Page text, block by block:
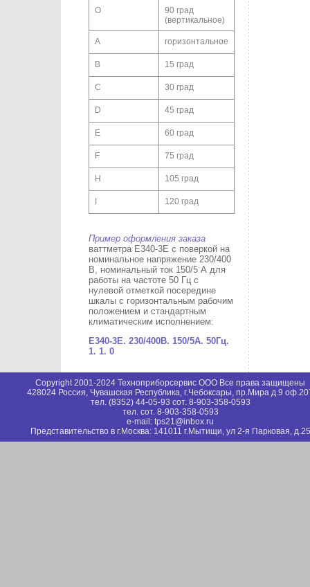
O
90 град
(вертикальное)
A горизонтальное
B 15 град
C 30 град
D 45 град
E 60 град
F 75 град
H 105 град
120 град
Пример оформления заказа
ваттметра E340-3E с поверкой на
номинальное напряжение 230/400
В, номинальный ток 150/5 А для
работы на частоте 50 Гц с
нулевой отметкой посередине
шкалы с горизонтальным рабочим
положением и стандартным
климатическим исполнением:
Е340-3E. 230/400В. 150/5А. 50Гц.
1. 1. 0
Copyright 2001-2024 Техноприборсервис ООО Все права защищены
428024 Россия, Чувашская Республика, г.Чебоксары, пр.Мира д.9
тел. (8352) 44-05-93 сот. 8-903-358-0593
тел. сот. 8-903-358-0593
e-mail: tps21@inbox.ru
Представительство в г.Москва: 141011 г.Мытищи, ул 2-я Парковая, д.25